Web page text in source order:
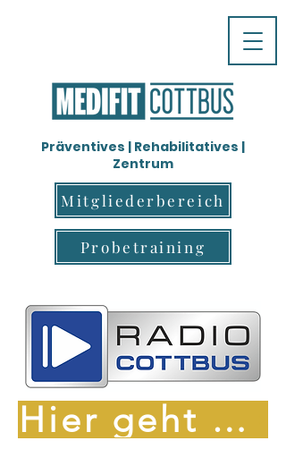
Präventives | Rehabilitatives |
Zentrum
Mitgliederbereich
Probetraining
Hier geht es zur Radio Cottbus Aktion